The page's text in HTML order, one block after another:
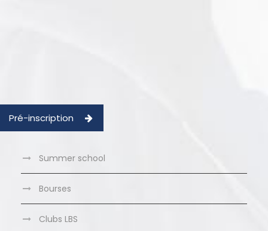
Summer school
Bourses
Clubs LBS
Pré-inscription